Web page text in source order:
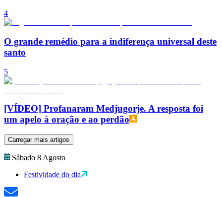
4
O grande remédio para a indiferença universal deste
santo
5
[VÍDEO] Profanaram Medjugorje. A resposta foi
um apelo à oração e ao perdão
Carregar mais artigos
Sábado 8 Agosto
Festividade do dia